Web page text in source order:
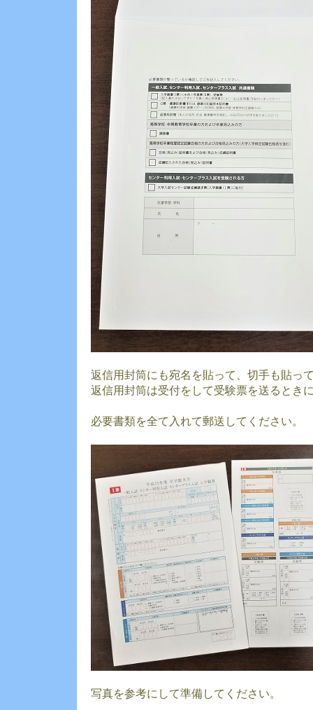
返信用封筒にも宛名を貼って、切手も貼っ
返信用封筒は受付をして受験票を送るとき
必要書類を全て入れて郵送してください。
写真を参考にして準備してください。